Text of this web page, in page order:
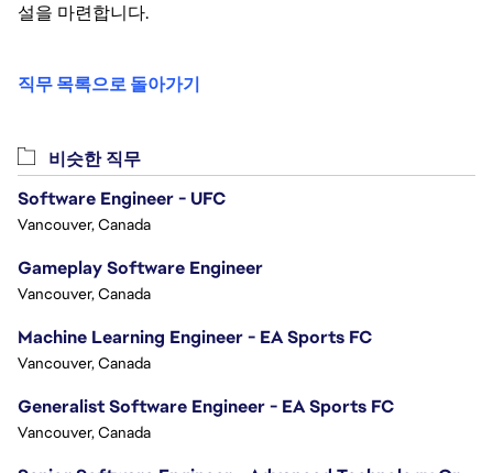
설을 마련합니다.
직무 목록으로 돌아가기
비슷한 직무
Software Engineer - UFC
Vancouver, Canada
Gameplay Software Engineer
Vancouver, Canada
Machine Learning Engineer - EA Sports FC
Vancouver, Canada
Generalist Software Engineer - EA Sports FC
Vancouver, Canada